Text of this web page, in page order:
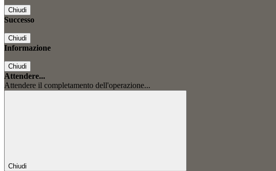
Chiudi
Successo
Chiudi
Informazione
Chiudi
Attendere...
Attendere il completamento dell'operazione...
Chiudi